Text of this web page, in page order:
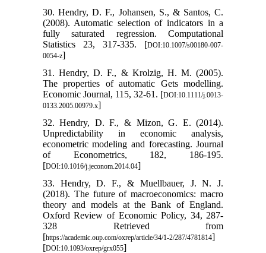
30. Hendry, D. F., Johansen, S., & Santos, C.
(2008). Automatic selection of indicators in a
fully saturated regression. Computational
Statistics 23, 317-335. [DOI:10.1007/s00180-007-
0054-z]
31. Hendry, D. F., & Krolzig, H. M. (2005).
The properties of automatic Gets modelling.
Economic Journal, 115, 32-61. [DOI:10.1111/j.0013-
0133.2005.00979.x]
32. Hendry, D. F., & Mizon, G. E. (2014).
Unpredictability in economic analysis,
econometric modeling and forecasting. Journal
of Econometrics, 182, 186-195.
[DOI:10.1016/j.jeconom.2014.04]
33. Hendry, D. F., & Muellbauer, J. N. J.
(2018). The future of macroeconomics: macro
theory and models at the Bank of England.
Oxford Review of Economic Policy, 34, 287-
328 Retrieved from
[https://academic.oup.com/oxrep/article/34/1-2/287/4781814]
[DOI:10.1093/oxrep/grx055]